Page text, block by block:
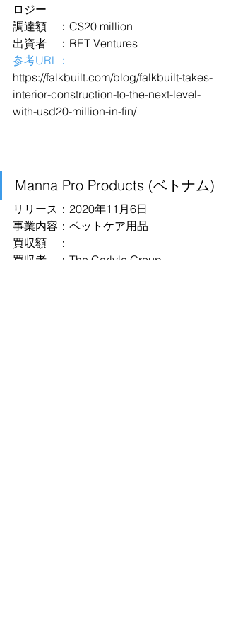
ロジー
調達額　：C$20 million
出資者　：RET Ventures
参考URL：
https://falkbuilt.com/blog/falkbuilt-takes-
interior-construction-to-the-next-level-
with-usd20-million-in-fin/
Manna Pro Products (ベトナム)
リリース：2020年11月6日
事業内容：ペットケア用品
買収額　：
買収者　：The Carlyle Group